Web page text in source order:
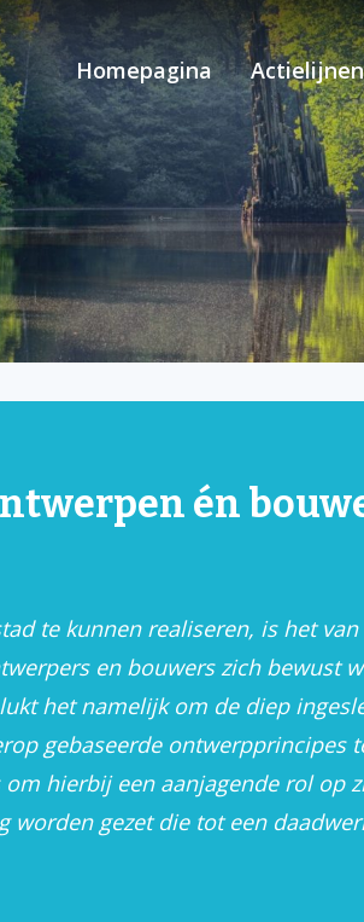
Homepagina Actielijnen
Pilot
én
te kunnen realiseren, is het
en bouwers zich bewust
het namelijk om de diep
gebaseerde ontwerpprincipes
hierbij een aanjagende rol op
worden gezet die tot een